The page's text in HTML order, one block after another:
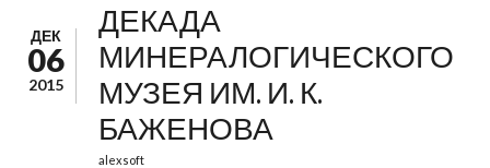
ДЕК
06
2015
ДЕКАДА
МИНЕРАЛОГИЧЕСКОГО
МУЗЕЯ ИМ. И. К.
БАЖЕНОВА
alexsoft